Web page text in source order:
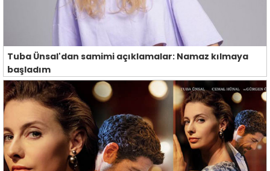
Tuba Ünsal'dan samimi açıklamalar: Namaz kılmaya
başladım